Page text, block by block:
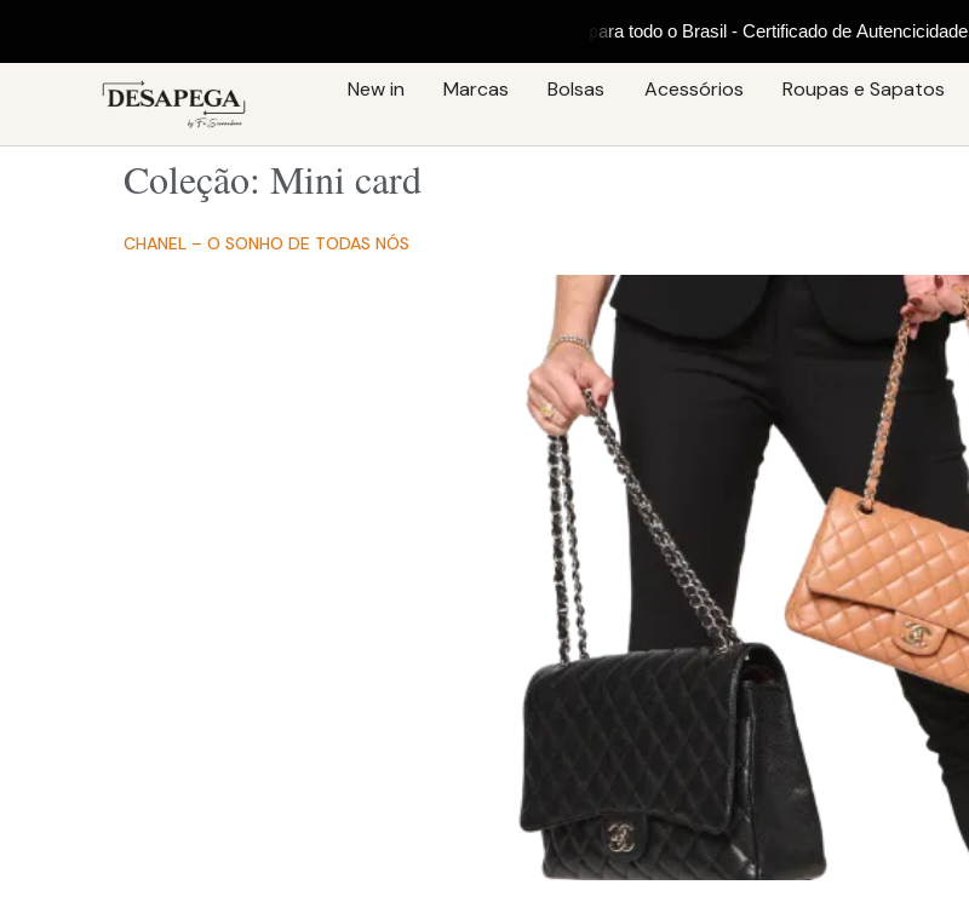
- Certificado de Autencicidade
New in Marcas Bolsas Acessórios Roupas e Sapatos
Coleção: Mini card
CHANEL – O SONHO DE TODAS NÓS